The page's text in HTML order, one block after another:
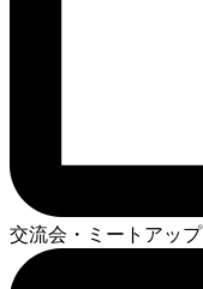
交流会・ミートアップ